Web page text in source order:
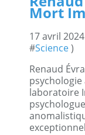
Mort
17 avril
#Science)
Renaud
laboratoire